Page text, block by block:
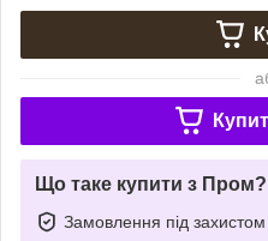
Що таке купити з Пром?
Замовлення під захистом